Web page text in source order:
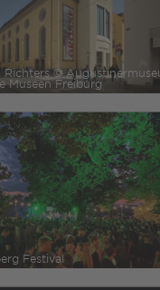
Richters ©
Museen Freiburg
Festival